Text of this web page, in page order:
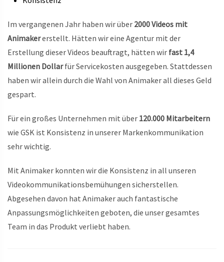
Im vergangenen Jahr haben wir über 2000 Videos mit
Animakererstellt. Hätten wir eine Agentur mit der
Erstellung dieser Videos beauftragt, hätten wir fast 1,4
Millionen Dollarfür Servicekosten ausgegeben. Stattdessen
haben wir allein durch die Wahl von Animaker all dieses Geld
gespart.
Für ein großes Unternehmen mit über 120.000 Mitarbeitern
wie GSK ist Konsistenz in unserer Markenkommunikation
sehr wichtig.
Mit Animaker konnten wir die Konsistenz in all unseren
Videokommunikationsbemühungen sicherstellen.
Abgesehen davon hat Animaker auch fantastische
Anpassungsmöglichkeiten geboten, die unser gesamtes
Team in das Produkt verliebt haben.